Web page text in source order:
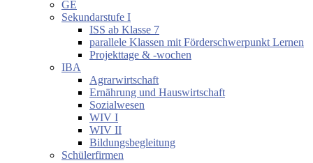
GE
Sekundarstufe I
ISS ab Klasse 7
parallele Klassen mit Förderschwerpunkt Lernen
Projekttage & -wochen
IBA
Agrarwirtschaft
Ernährung und Hauswirtschaft
Sozialwesen
WIV I
WIV II
Bildungsbegleitung
Schülerfirmen